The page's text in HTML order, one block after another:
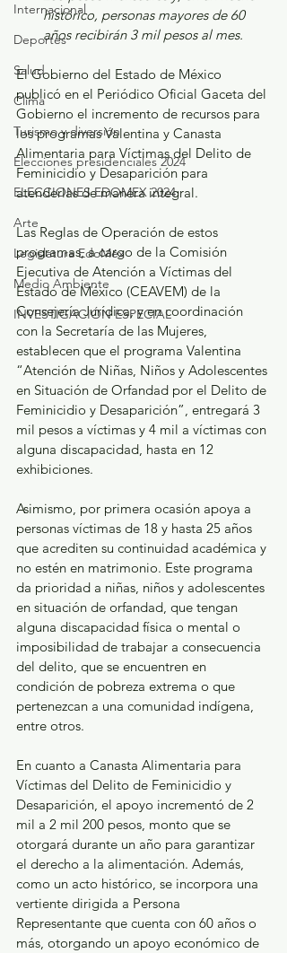
Internacional
Deportes
Salud
Clima
Turismo y diversión
Elecciones presidenciales 2024
ELECCIONES EDOMEX 2024
Arte
Legislatura EdoMéx
Medio Ambiente
INVESTIGACIÓN ESPECIAL
histórico, personas mayores de 60
años recibirán 3 mil pesos al mes.
El Gobierno del Estado de México
publicó en el Periódico Oficial Gaceta del
Gobierno el incremento de recursos para
los programas Valentina y Canasta
Alimentaria para Víctimas del Delito de
Feminicidio y Desaparición para
atenderlas de manera integral.
Las Reglas de Operación de estos
programas, a cargo de la Comisión
Ejecutiva de Atención a Víctimas del
Estado de México (CEAVEM) de la
Consejería Jurídica, y en coordinación
con la Secretaría de las Mujeres,
establecen que el programa Valentina
“Atención de Niñas, Niños y Adolescentes
en Situación de Orfandad por el Delito de
Feminicidio y Desaparición”, entregará 3
mil pesos a víctimas y 4 mil a víctimas con
alguna discapacidad, hasta en 12
exhibiciones.
Asimismo, por primera ocasión apoya a
personas víctimas de 18 y hasta 25 años
que acrediten su continuidad académica y
no estén en matrimonio. Este programa
da prioridad a niñas, niños y adolescentes
en situación de orfandad, que tengan
alguna discapacidad física o mental o
imposibilidad de trabajar a consecuencia
del delito, que se encuentren en
condición de pobreza extrema o que
pertenezcan a una comunidad indígena,
entre otros.
En cuanto a Canasta Alimentaria para
Víctimas del Delito de Feminicidio y
Desaparición, el apoyo incrementó de 2
mil a 2 mil 200 pesos, monto que se
otorgará durante un año para garantizar
el derecho a la alimentación. Además,
como un acto histórico, se incorpora una
vertiente dirigida a Persona
Representante que cuenta con 60 años o
más, otorgando un apoyo económico de